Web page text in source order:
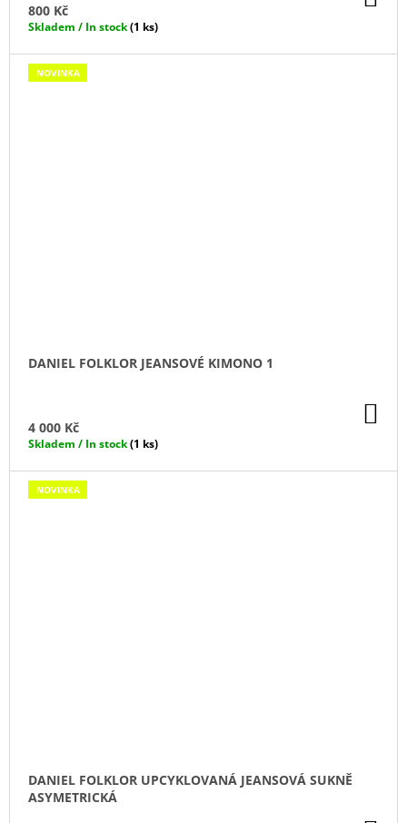
800 Kč
Skladem / In stock(1 ks)
NOVINKA
DANIEL FOLKLOR JEANSOVÉ KIMONO 1
4 000 Kč
Skladem / In stock(1 ks)
NOVINKA
DANIEL FOLKLOR UPCYKLOVANÁ JEANSOVÁ SUKNĚ
ASYMETRICKÁ